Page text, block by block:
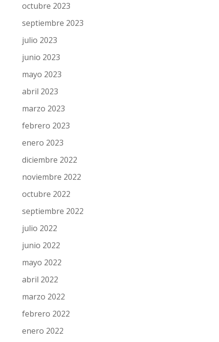
octubre 2023
septiembre 2023
julio 2023
junio 2023
mayo 2023
abril 2023
marzo 2023
febrero 2023
enero 2023
diciembre 2022
noviembre 2022
octubre 2022
septiembre 2022
julio 2022
junio 2022
mayo 2022
abril 2022
marzo 2022
febrero 2022
enero 2022